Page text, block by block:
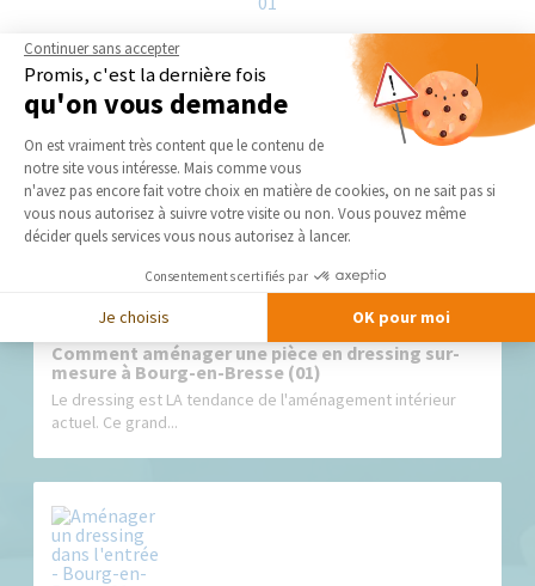
Nos derniers conseils et actus
Comment aménager une pièce en dressing sur-
mesure à Bourg-en-Bresse (01)
Le dressing est LA tendance de l'aménagement intérieur
actuel. Ce grand...
Continuer sans accepter
Promis, c'est la dernière fois
qu'on vous demande
Plateforme de Gestion du
On est vraiment très content que le contenu de
notre site vous intéresse. Mais comme vous
n'avez pas encore fait votre choix en matière de cookies, on ne sait pas si
vous nous autorisez à suivre votre visite ou non. Vous pouvez même
décider quels services vous nous autorisez à lancer.
Consentements certifiés par
Je choisis OK pour moi
Axeptio consent